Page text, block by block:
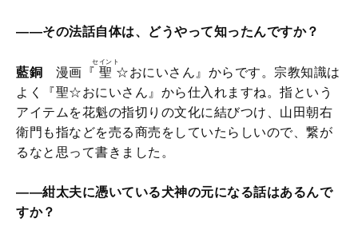
――その法話自体は、どうやって知ったんですか？
藍銅 漫画『 聖
セイント
☆おにいさん』からです。宗教知識は
よく『聖☆おにいさん』から仕入れますね。指という
アイテムを花魁の指切りの文化に結びつけ、山田朝右
衛門も指などを売る商売をしていたらしいので、繋が
るなと思って書きました。
――紺太夫に憑いている犬神の元になる話はあるんで
すか？